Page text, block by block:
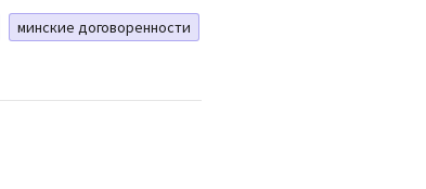
минские договоренности